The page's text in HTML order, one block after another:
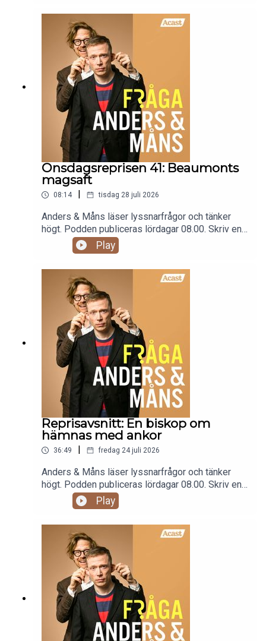
reklam: fragaandersochmans.supercast.com
Onsdagsreprisen 41: Beaumonts
magsaft
08:14 tisdag 28 juli 2026
Anders & Måns läser lyssnarfrågor och tänker
högt. Podden publiceras lördagar 08.00. Skriv en
fråga till programmet:
fraga@andersochmans.se Prenumerera och slipp
reklam: fragaandersochmans.supercast.com
Play
Reprisavsnitt: En biskop om
hämnas med ankor
36:49 fredag 24 juli 2026
Anders & Måns läser lyssnarfrågor och tänker
högt. Podden publiceras lördagar 08.00. Skriv en
fråga till programmet:
fraga@andersochmans.se Prenumerera och slipp
reklam: fragaandersochmans.supercast.comOBS!
Detta är en repris av avsnitt 187. Vi är snart
tillbaka med nya avsnitt.
Play